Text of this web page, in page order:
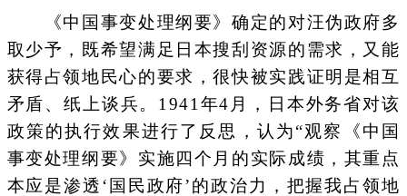
《中国事变处理纲要》确定的对汪伪政府多
取少予，既希望满足日本搜刮资源的需求，又能
获得占领地民心的要求，很快被实践证明是相互
矛盾、纸上谈兵。1941年4月，日本外务省对该
政策的执行效果进行了反思，认为“观察《中国
事变处理纲要》实施四个月的实际成绩，其重点
本应是渗透‘国民政府’的政治力，把握我占领地